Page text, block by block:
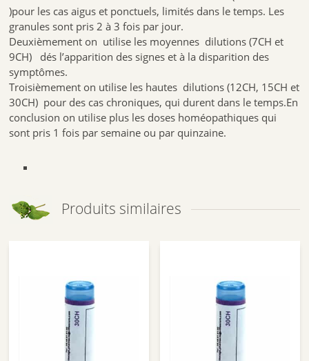
)pour les cas aigus et ponctuels, limités dans le temps. Les
granules sont pris 2 à 3 fois par jour.
Deuxièmement on utilise les moyennes dilutions (7CH et
9CH) dés l’apparition des signes et à la disparition des
symptômes.
Troisièmement on utilise les hautes dilutions (12CH, 15CH et
30CH) pour des cas chroniques, qui durent dans le temps.En
conclusion on utilise plus les doses homéopathiques qui
sont pris 1 fois par semaine ou par quinzaine.
Produits similaires